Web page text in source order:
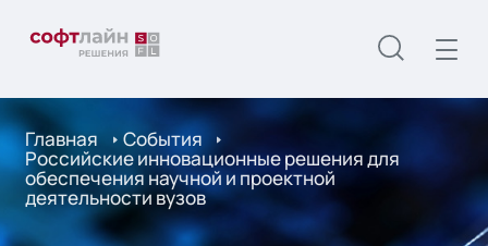
Главная События
Российские инновационные решения для
обеспечения научной и проектной
деятельности вузов